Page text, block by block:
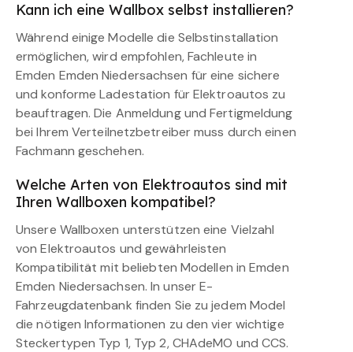
Kann ich eine Wallbox selbst installieren?
Während einige Modelle die Selbstinstallation
ermöglichen, wird empfohlen, Fachleute in
Emden Emden Niedersachsen für eine sichere
und konforme Ladestation für Elektroautos zu
beauftragen. Die Anmeldung und Fertigmeldung
bei Ihrem Verteilnetzbetreiber muss durch einen
Fachmann geschehen.
Welche Arten von Elektroautos sind mit
Ihren Wallboxen kompatibel?
Unsere Wallboxen unterstützen eine Vielzahl
von Elektroautos und gewährleisten
Kompatibilität mit beliebten Modellen in Emden
Emden Niedersachsen. In unser E-
Fahrzeugdatenbank finden Sie zu jedem Model
die nötigen Informationen zu den vier wichtige
Steckertypen Typ 1, Typ 2, CHAdeMO und CCS.